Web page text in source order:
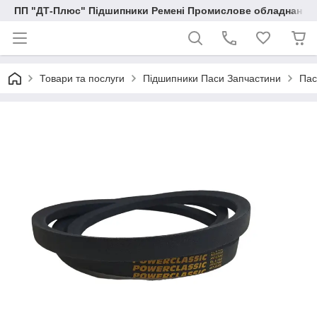
ПП "ДТ-Плюс" Підшипники Ремені Промислове обладнання
Товари та послуги Підшипники Паси Запчастини